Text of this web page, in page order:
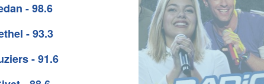
- 98.6
- 93.3
- 91.6